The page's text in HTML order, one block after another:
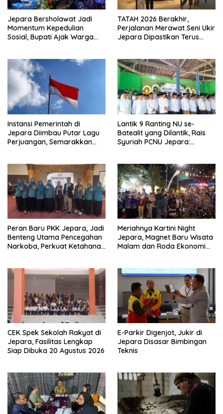
Jepara Bersholawat Jadi
Momentum Kepedulian
Sosial, Bupati Ajak Warga
TATAH 2026 Berakhir,
Perjalanan Merawat Seni Ukir
Jepara Dipastikan Terus
Instansi Pemerintah di
Jepara Diimbau Putar Lagu
Perjuangan, Semarakkan
Lantik 9 Ranting NU se-
Batealit yang Dilantik, Rais
Syuriah PCNU Jepara:
Peran Baru PKK Jepara, Jadi
Benteng Utama Pencegahan
Narkoba, Perkuat Ketahanan
Meriahnya Kartini Night
Jepara, Magnet Baru Wisata
Malam dan Roda Ekonomi
CEK Spek Sekolah Rakyat di
Jepara, Fasilitas Lengkap
Siap Dibuka 20 Agustus 2026
E-Parkir Digenjot, Jukir di
Jepara Disasar Bimbingan
Teknis